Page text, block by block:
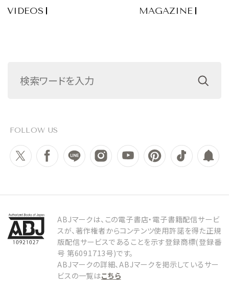
VIDEOS MAGAZINE
FOLLOW US
ABJマークは、この電子書店・電子書籍配信サービ
スが、著作権者からコンテンツ使用許諾を得た正規
版配信サービスであることを示す登録商標(登録番
号 第6091713号)です。
ABJマークの詳細、ABJマークを掲示しているサー
ビスの一覧はこちら